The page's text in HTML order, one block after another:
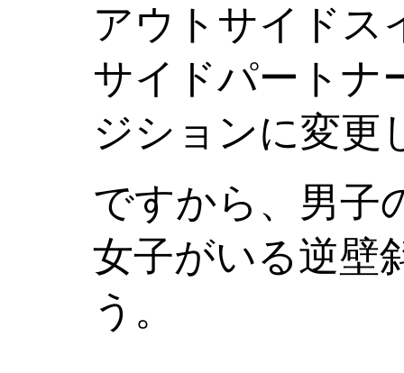
アウトサイドス
サイドパートナ
ジションに変更
ですから、男子
女子がいる逆壁
う。